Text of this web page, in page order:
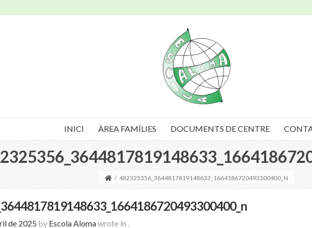
INICI ÀREA FAMÍLIES DOCUMENTS DE CENTRE
/ 482325356_3644817819148633_1664186720493300400_N
de 2025 by Escola Alomawrote in .